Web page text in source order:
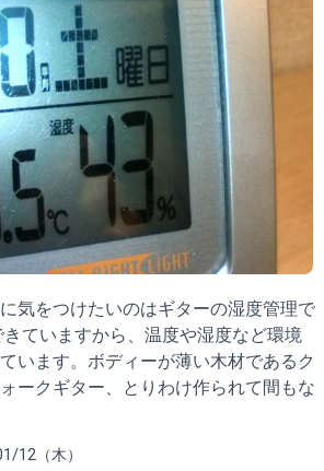
気をつけたいのはギターの湿度管理で
ていますから、温度や湿度など環境
います。ボディーが薄い木材であるク
ークギター、とりわけ作られて間もな
12（木）